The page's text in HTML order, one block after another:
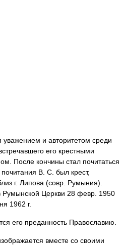
и авторитетом среди
его крестными
После кончины стал почитаться
В. С. был крест,
г. Липова (совр. Румыния).
Румынской Церкви 28 февр. 1950
1962 г.
его преданность Православию.
вместе со своими